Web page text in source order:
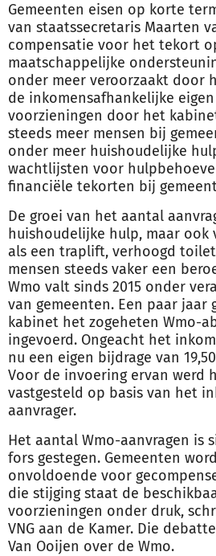
Gemeenten eisen op korte
van staatssecretaris Maarten
compensatie voor het tekort
maatschappelijke
onder meer veroorzaakt door
de inkomensafhankelijke
voorzieningen door het
steeds meer mensen bij
onder meer huishoudelijke
wachtlijsten voor
financiële tekorten bij
De groei van het aantal
huishoudelijke hulp, maar ook
als een traplift, verhoogd
mensen steeds vaker een
Wmo valt sinds 2015 onder
van gemeenten. Een paar jaar
kabinet het zogeheten Wmo-
ingevoerd. Ongeacht het
nu een eigen bijdrage van
Voor de invoering ervan werd
vastgesteld op basis van het
aanvrager.
Het aantal Wmo-aanvragen is
fors gestegen. Gemeenten
onvoldoende voor
die stijging staat de
voorzieningen onder druk,
VNG aan de Kamer. Die
Van Ooijen over de Wmo.